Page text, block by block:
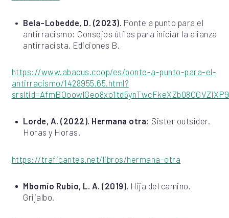
Bela-Lobedde, D. (2023). Ponte a punto para el
antirracismo: Consejos útiles para iniciar la alianza
antirracista. Ediciones B.
https://www.abacus.coop/es/ponte-a-punto-para-el-
antirracismo/1428955.65.html?
Lorde, A. (2022). Hermana otra: Sister outsider.
Horas y Horas.
https://traficantes.net/libros/hermana-otra
Mbomío Rubio, L. A. (2019). Hija del camino.
Grijalbo.